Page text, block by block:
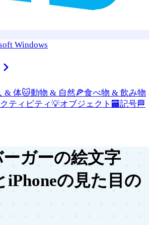
Windows
& 体🐱動物 & 自然🍕食べ物 & 飲み物
ティビティ💡オブジェクト 🏧記号🏁
ガーの絵文字
iPhoneの見た目の